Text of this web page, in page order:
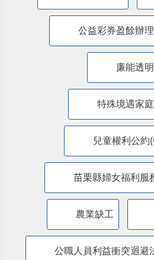
公益彩券盈餘辦
廉能透
特殊境遇家
兒童權利公約
苗栗縣婦女福利服
農業缺工
公職人員利益衝突迴避